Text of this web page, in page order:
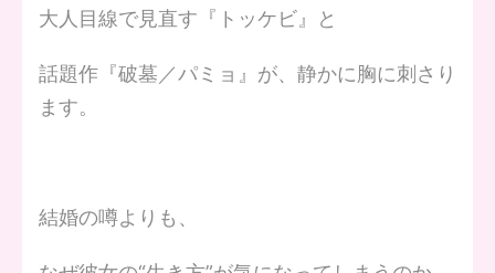
大人目線で見直す『トッケビ』と
話題作『破墓／パミョ』が、静かに胸に刺さり
ます。
結婚の噂よりも、